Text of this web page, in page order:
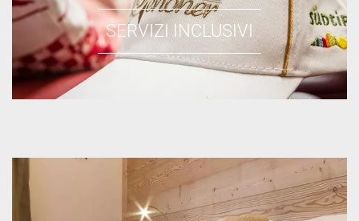
SERVIZI INCLUSIVI